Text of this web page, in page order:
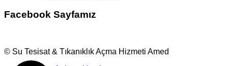
Facebook Sayfamız
© Su Tesisat & Tıkanıklık Açma Hizmeti Amed